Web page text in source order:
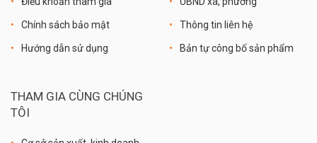
Chính sách bảo mật
Hướng dẫn sử dụng
Thông tin liên hệ
Bản tự công bố sản phẩm
THAM GIA CÙNG CHÚNG
TÔI